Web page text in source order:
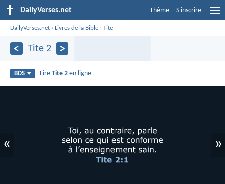
DailyVerses.net Thème S'inscrire
DailyVerses.net ›Livres de la Bible ›Tite
Tite 2
BDS LireTite 2 en ligne
« »